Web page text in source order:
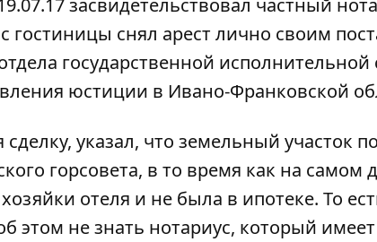
засвидетельствовал частный
с гостиницы снял арест лично своим
государственной
юстиции в Ивано-Франковской
указал, что земельный участок
горсовета, в то время как на самом
отеля и не была в ипотеке. То
этом не знать нотариус, который имеет